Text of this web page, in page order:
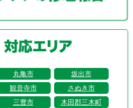
丸亀市
坂出市
観音寺市
さぬき市
三豊市
木田郡三木町